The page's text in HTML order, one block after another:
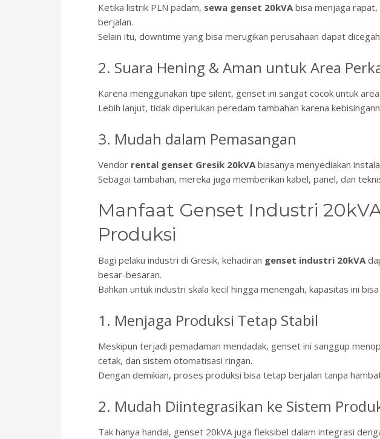
Ketika listrik PLN padam, sewa genset 20kVAbisa menjaga rapat,
berjalan.
Selain itu, downtime yang bisa merugikan perusahaan dapat
2. Suara Hening & Aman untuk Area
Karena menggunakan tipe silent, genset ini sangat cocok untuk
Lebih lanjut, tidak diperlukan peredam tambahan karena
3. Mudah dalam Pemasangan
Vendor rental genset Gresik 20kVAbiasanya menyediakan
Sebagai tambahan, mereka juga memberikan kabel, panel, dan
Manfaat Genset Industri
Produksi
Bagi pelaku industri di Gresik, kehadiran genset industri 20kVA
besar-besaran.
Bahkan untuk industri skala kecil hingga menengah, kapasitas ini
1. Menjaga Produksi Tetap Stabil
Meskipun terjadi pemadaman mendadak, genset ini sanggup
cetak, dan sistem otomatisasi ringan.
Dengan demikian, proses produksi bisa tetap berjalan tanpa
2. Mudah Diintegrasikan ke Sistem
Tak hanya handal, genset 20kVA juga fleksibel dalam integrasi